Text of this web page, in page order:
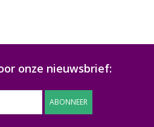
onze nieuwsbrief:
ABONNEER